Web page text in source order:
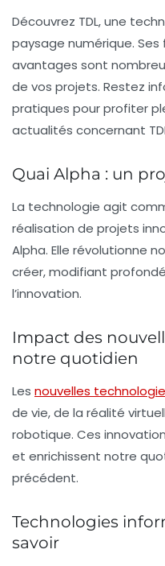
Découvrez TDL, une
paysage numérique. Ses
avantages sont
de vos projets. Restez
pratiques pour profiter
actualités concernant
Quai Alpha : un
La technologie agit
réalisation de projets
Alpha. Elle révolutionne
créer, modifiant
l’innovation.
Impact des
notre quotidien
Les nouvelles
de vie, de la réalité
robotique. Ces
et enrichissent notre
précédent.
Technologies
savoir